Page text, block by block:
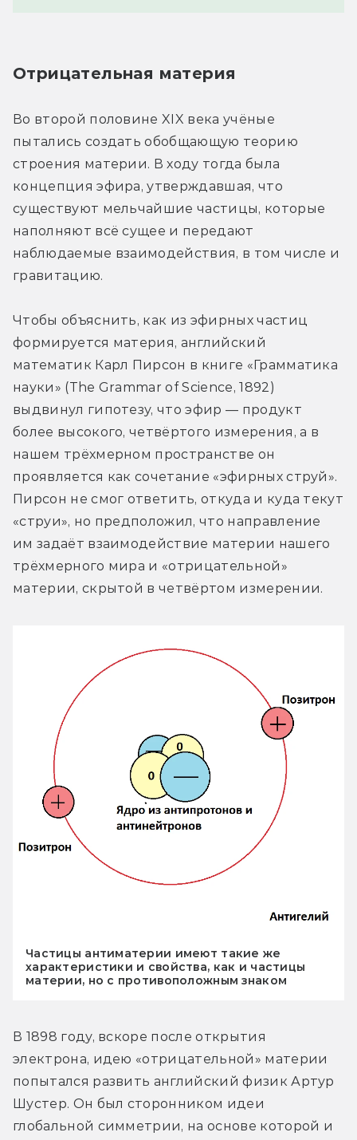
Отрицательная материя
Во второй половине XIX века учёные
пытались создать обобщающую теорию
строения материи. В ходу тогда была
концепция эфира, утверждавшая, что
существуют мельчайшие частицы, которые
наполняют всё сущее и передают
наблюдаемые взаимодействия, в том числе и
гравитацию.
Чтобы объяснить, как из эфирных частиц
формируется материя, английский
математик Карл Пирсон в книге «Грамматика
науки» (The Grammar of Science, 1892)
выдвинул гипотезу, что эфир — продукт
более высокого, четвёртого измерения, а в
нашем трёхмерном пространстве он
проявляется как сочетание «эфирных струй».
Пирсон не смог ответить, откуда и куда текут
«струи», но предположил, что направление
им задаёт взаимодействие материи нашего
трёхмерного мира и «отрицательной»
материи, скрытой в четвёртом измерении.
Частицы антиматерии имеют такие же
характеристики и свойства, как и частицы
материи, но с противоположным знаком
В 1898 году, вскоре после открытия
электрона, идею «отрицательной» материи
попытался развить английский физик Артур
Шустер. Он был сторонником идеи
глобальной симметрии, на основе которой и